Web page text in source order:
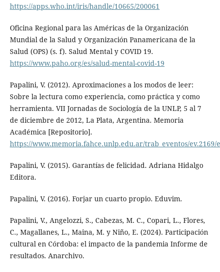
https://apps.who.int/iris/handle/10665/200061
Oficina Regional para las Américas de la Organización
Mundial de la Salud y Organización Panamericana de la
Salud (OPS) (s. f). Salud Mental y COVID 19.
https://www.paho.org/es/salud-mental-covid-19
Papalini, V. (2012). Aproximaciones a los modos de leer:
Sobre la lectura como experiencia, como práctica y como
herramienta. VII Jornadas de Sociología de la UNLP, 5 al 7
de diciembre de 2012, La Plata, Argentina. Memoria
Académica [Repositorio].
https://www.memoria.fahce.unlp.edu.ar/trab_eventos/ev.2169/
Papalini, V. (2015). Garantías de felicidad. Adriana Hidalgo
Editora.
Papalini, V. (2016). Forjar un cuarto propio. Eduvim.
Papalini, V., Angelozzi, S., Cabezas, M. C., Copari, L., Flores,
C., Magallanes, L., Maina, M. y Niño, E. (2024). Participación
cultural en Córdoba: el impacto de la pandemia Informe de
resultados. Anarchivo.